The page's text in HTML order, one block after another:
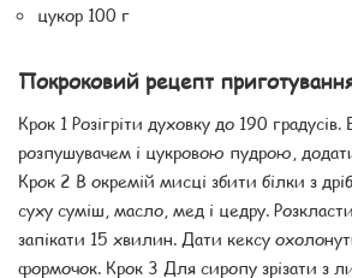
цукор 100 г
Покроковий рецепт
Крок 1 Розігріти духовку до 190
розпушувачем і цукровою пудрою,
Крок 2 В окремій мисці збити білки з
суху суміш, масло, мед і цедру.
запікати 15 хвилин. Дати кексу
формочок. Крок 3 Для сиропу зрізати з